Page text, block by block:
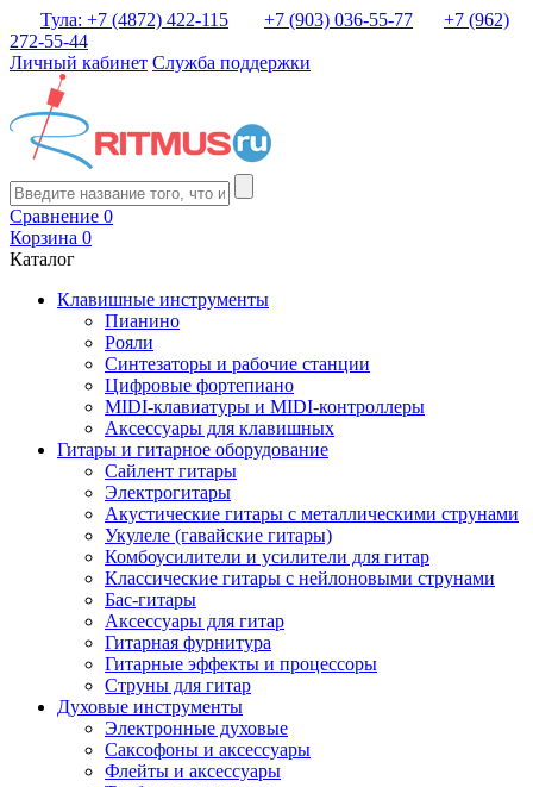
Тула: +7 (4872) 422-115 +7 (903) 036-55-77
+7 (962)
272-55-44
Личный кабинет Служба поддержки
Сравнение 0
Корзина 0
Каталог
Клавишные инструменты
Пианино
Рояли
Синтезаторы и рабочие станции
Цифровые фортепиано
MIDI-клавиатуры и MIDI-контроллеры
Аксессуары для клавишных
Гитары и гитарное оборудование
Сайлент гитары
Электрогитары
Акустические гитары с металлическими струнами
Укулеле (гавайские гитары)
Комбоусилители и усилители для гитар
Классические гитары с нейлоновыми струнами
Бас-гитары
Аксессуары для гитар
Гитарная фурнитура
Гитарные эффекты и процессоры
Струны для гитар
Духовые инструменты
Электронные духовые
Саксофоны и аксессуары
Флейты и аксессуары